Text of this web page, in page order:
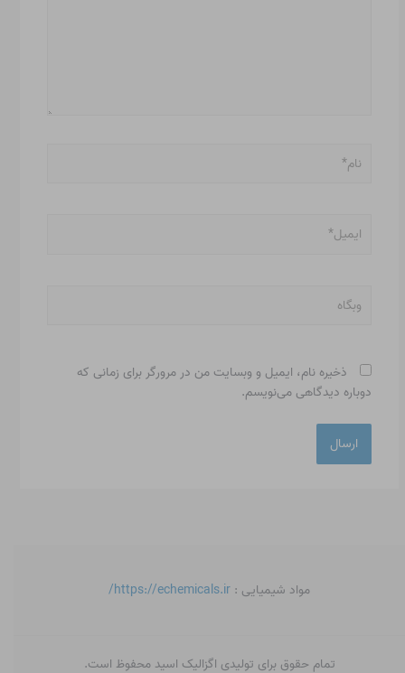
وبگاه
ذخیره نام، ایمیل و وبسایت من در مرورگر برای زمانی که
دوباره دیدگاهی می‌نویسم.
مواد شیمیایی : https://echemicals.ir/
تمام حقوق برای تولیدی اگزالیک اسید محفوظ است.